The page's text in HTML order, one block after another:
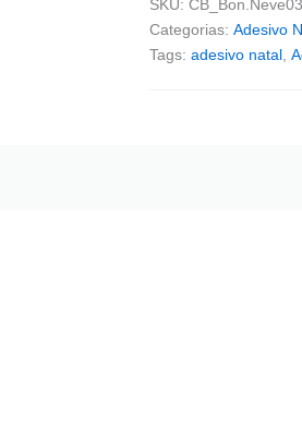
SKU:
Categorias: Adesivo
Tags: adesivo natal